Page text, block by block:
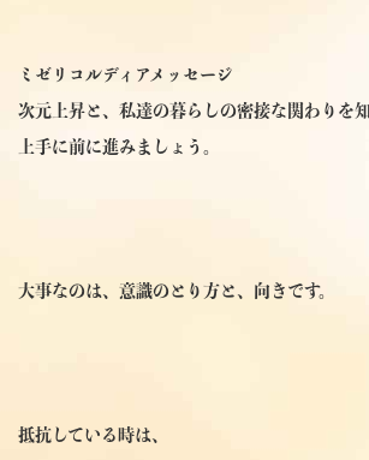
ミゼリコルディアメッセージ
次元上昇と、私達の暮らしの密接な関わりを知
上手に前に進みましょう。
大事なのは、意識のとり方と、向きです。
抵抗している時は、